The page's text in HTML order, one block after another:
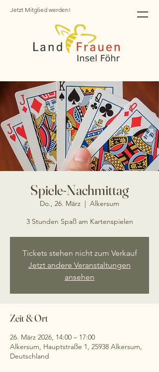
Jetzt Mitglied werden!
Spiele-Nachmittag
Do., 26. März
  |
Alkersum
3 Stunden Spaß am Kartenspielen
Tickets stehen nicht zum Verkauf
Jetzt andere Veranstaltungen
ansehen
Zeit & Ort
26. März 2026, 14:00 – 17:00
Alkersum, Hauptstraße 1, 25938 Alkersum,
Deutschland